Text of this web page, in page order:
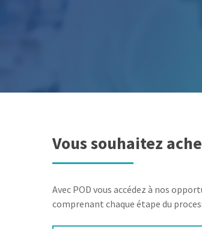
Vous souhaitez
Avec POD vous accédez à nos
comprenant chaque étape du